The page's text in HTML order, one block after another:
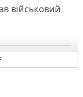
військовий